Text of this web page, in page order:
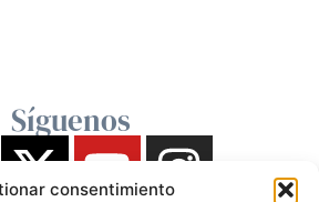
consentimiento
Síguenos